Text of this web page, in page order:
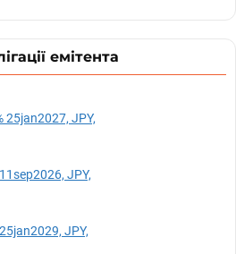
емітента
25jan2027, JPY,
JPY,
JPY,